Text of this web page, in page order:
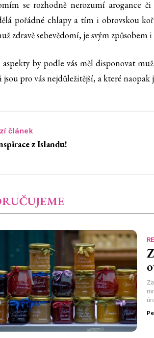
se rozhodně nerozumí arogance
pořádné chlapy a tím i obrovskou
zdravě sebevědomí, je svým způsobem
by podle vás měl disponovat
jsou pro vás nejdůležitější, a které
článek
z Islandu!